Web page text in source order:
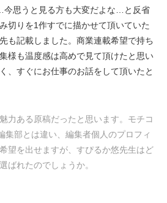
思うと見る方も大変だよな…と反省
切りを1作すでに描かせて頂いていた
も記載しました。商業連載希望で持ち
様も温度感は高めで見て頂けたと思い
、すぐにお仕事のお話をして頂いたと
力ある原稿だったと思います。モチコ
集部とは違い、編集者個人のプロフィ
望を出せますが、すぴるか悠先生はど
ばれたのでしょうか。